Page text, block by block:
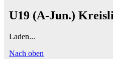
U19 (A-Jun.)
Laden...
Nach oben